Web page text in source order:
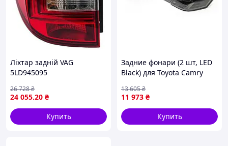
Лiхтар задній VAG
5LD945095
24 055.20 ₴
26 728₴
Купить
Задние фонари (2 шт, LED
Black) для Toyota Camry
11 973 ₴
13 605₴
Купить